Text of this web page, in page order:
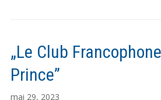
„Le Club
Prince”
mai 29, 2023